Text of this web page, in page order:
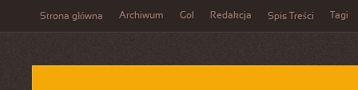
Strona główna Archiwum Gol Redakcja Spis Treści Tagi